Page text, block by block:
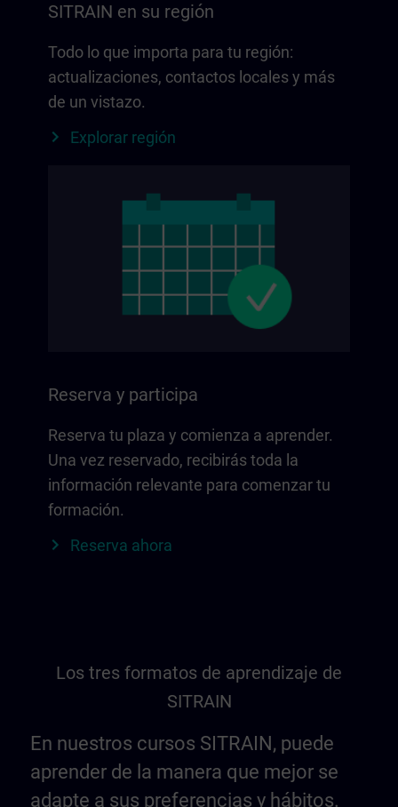
SITRAIN en su región
Todo lo que importa para tu región:
actualizaciones, contactos locales y más
de un vistazo.
Explorar región
Reserva y participa
Reserva tu plaza y comienza a aprender.
Una vez reservado, recibirás toda la
información relevante para comenzar tu
formación.
Reserva ahora
Los tres formatos de aprendizaje de
SITRAIN
En nuestros cursos SITRAIN, puede
aprender de la manera que mejor se
adapte a sus preferencias y hábitos.